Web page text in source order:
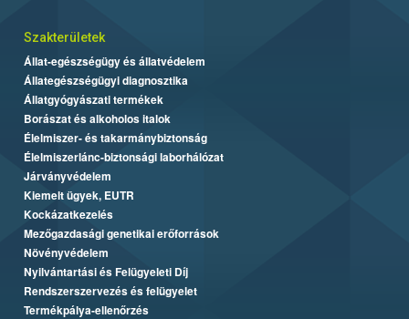
Szakterületek
Állat-egészségügy és állatvédelem
Állategészségügyi diagnosztika
Állatgyógyászati termékek
Borászat és alkoholos italok
Élelmiszer- és takarmánybiztonság
Élelmiszerlánc-biztonsági laborhálózat
Járványvédelem
Kiemelt ügyek, EUTR
Kockázatkezelés
Mezőgazdasági genetikai erőforrások
Növényvédelem
Nyilvántartási és Felügyeleti Díj
Rendszerszervezés és felügyelet
Termékpálya-ellenőrzés